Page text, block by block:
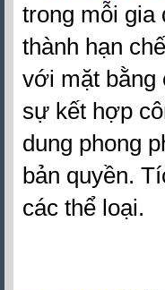
trong mỗi gia
thành hạn
với mặt bằng
sự kết hợp
dung phong
bản quyền.
các thể loại.